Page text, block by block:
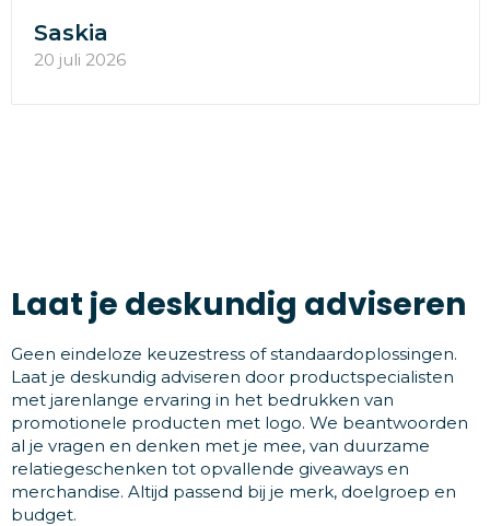
Saskia
20 juli 2026
Laat je deskundig adviseren
Geen eindeloze keuzestress of standaardoplossingen.
Laat je deskundig adviseren door productspecialisten
met jarenlange ervaring in het bedrukken van
promotionele producten met logo. We beantwoorden
al je vragen en denken met je mee, van duurzame
relatiegeschenken tot opvallende giveaways en
merchandise. Altijd passend bij je merk, doelgroep en
budget.